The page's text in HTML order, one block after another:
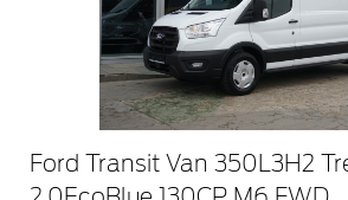
Ford Transit Van 350L3H2